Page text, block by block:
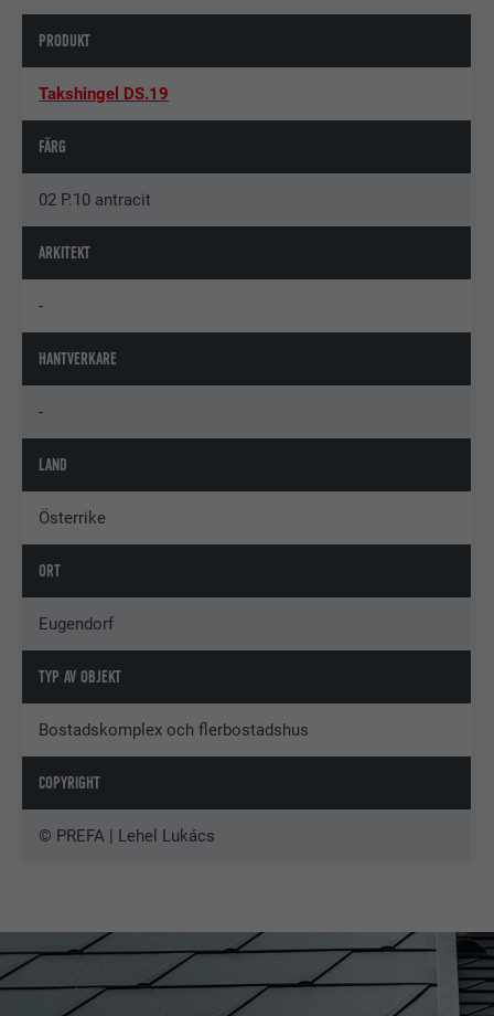
PRODUKT
Takshingel DS.19
FÄRG
02 P.10 antracit
ARKITEKT
-
HANTVERKARE
-
LAND
Österrike
ORT
Eugendorf
TYP AV OBJEKT
Bostadskomplex och flerbostadshus
COPYRIGHT
© PREFA | Lehel Lukács